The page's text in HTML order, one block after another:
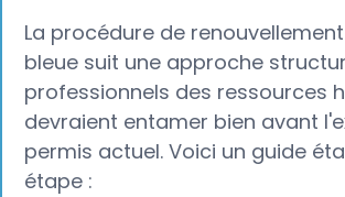
La procédure de
bleue suit une approche
professionnels des ressources
devraient entamer bien avant
permis actuel. Voici un guide
étape :